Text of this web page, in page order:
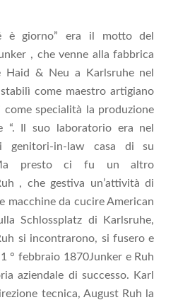
è giorno” era il motto del
, che venne alla fabbrica
Haid & Neu a Karlsruhe nel
come maestro artigiano
come specialità la produzione
“. Il suo laboratorio era nel
genitori-in-law casa di su
Ma presto ci fu un altro
, che gestiva un’attività di
macchine da cucire American
Schlossplatz di Karlsruhe,
si incontrarono, si fusero e
° febbraio 1870Junker e Ruh
aziendale di successo. Karl
tecnica, August Ruh la